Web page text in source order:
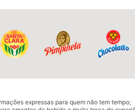
expressas para quem não tem tempo;